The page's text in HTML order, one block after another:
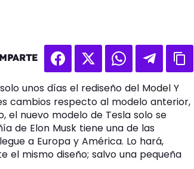
unos días el rediseño del Model Y
cambios respecto al modelo anterior,
nuevo modelo de Tesla solo se
de Elon Musk tiene una de las
a Europa y América. Lo hará,
el mismo diseño; salvo una pequeña